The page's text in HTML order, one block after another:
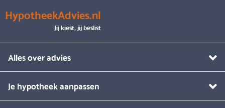
HypotheekAdvies.nl
Jij kiest, jij beslist
Alles over advies
Je hypotheek aanpassen